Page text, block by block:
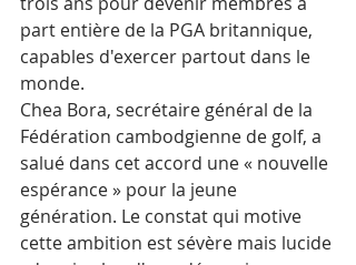
part entière de la PGA britannique,
capables d'exercer partout dans le
monde.
Chea Bora, secrétaire général de la
Fédération cambodgienne de golf, a
salué dans cet accord une « nouvelle
espérance » pour la jeune
génération. Le constat qui motive
cette ambition est sévère mais lucide